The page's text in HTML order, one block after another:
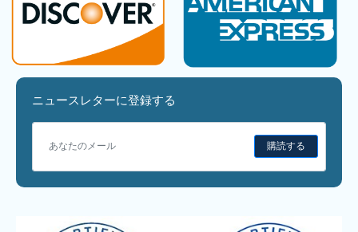
ニュースレターに登録する
購読する